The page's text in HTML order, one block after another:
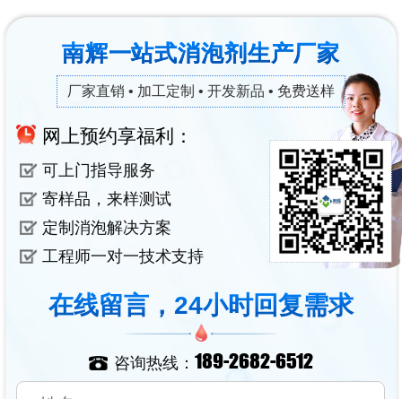
在线留言，24小时回复需求
南辉一站式消泡剂生产厂家
厂家直销 • 加工定制 • 开发新品 • 免费送样
网上预约享福利：
可上门指导服务
寄样品，来样测试
定制消泡解决方案
工程师一对一技术支持
咨询热线： 189-2682-6512